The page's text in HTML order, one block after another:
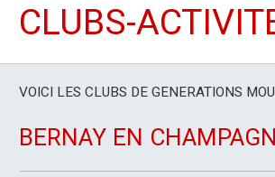
CLUBS-
VOICI LES CLUBS DE GENERATIONS
BERNAY EN